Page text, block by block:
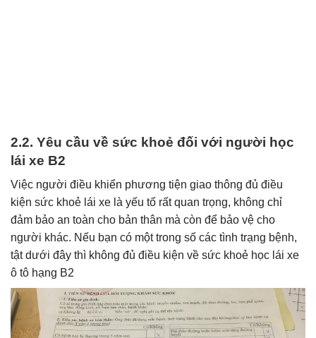
2.2. Yêu cầu về sức khoẻ đối với người học
lái xe B2
Việc người điều khiển phương tiện giao thông đủ điều
kiện sức khoẻ lái xe là yếu tố rất quan trọng, không chỉ
đảm bảo an toàn cho bản thân mà còn để bảo vệ cho
người khác. Nếu bạn có một trong số các tình trạng bệnh,
tật dưới đây thì không đủ điều kiện về sức khoẻ học lái xe
ô tô hạng B2